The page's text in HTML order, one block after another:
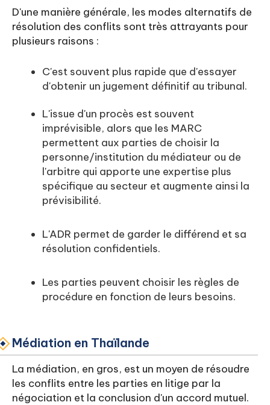
D'une manière générale, les modes alternatifs de
résolution des conflits sont très attrayants pour
plusieurs raisons :
C'est souvent plus rapide que d'essayer
d'obtenir un jugement définitif au tribunal.
L'issue d'un procès est souvent
imprévisible, alors que les MARC
permettent aux parties de choisir la
personne/institution du médiateur ou de
l'arbitre qui apporte une expertise plus
spécifique au secteur et augmente ainsi la
prévisibilité.
L'ADR permet de garder le différend et sa
résolution confidentiels.
Les parties peuvent choisir les règles de
procédure en fonction de leurs besoins.
Médiation en Thaïlande
La médiation, en gros, est un moyen de résoudre
les conflits entre les parties en litige par la
négociation et la conclusion d'un accord mutuel.